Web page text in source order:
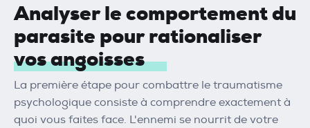
Analyser le comportement du
parasite pour rationaliser
vos angoisses
La première étape pour combattre le traumatisme
psychologique consiste à comprendre exactement à
quoi vous faites face. L'ennemi se nourrit de votre